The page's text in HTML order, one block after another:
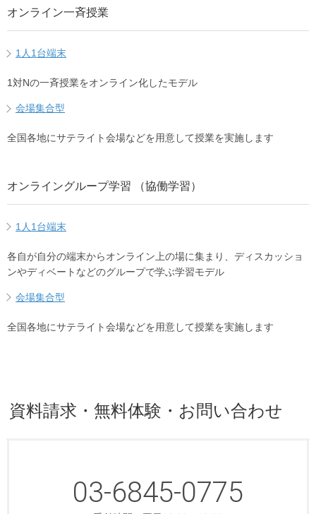
オンライン一斉授業
1人1台端末
1対Nの一斉授業をオンライン化したモデル
会場集合型
全国各地にサテライト会場などを用意して授業を実施します
オンライングループ学習 （協働学習）
1人1台端末
各自が自分の端末からオンライン上の場に集まり、ディスカッショ
ンやディベートなどのグループで学ぶ学習モデル
会場集合型
全国各地にサテライト会場などを用意して授業を実施します
資料請求・無料体験・お問い合わせ
03-6845-0775